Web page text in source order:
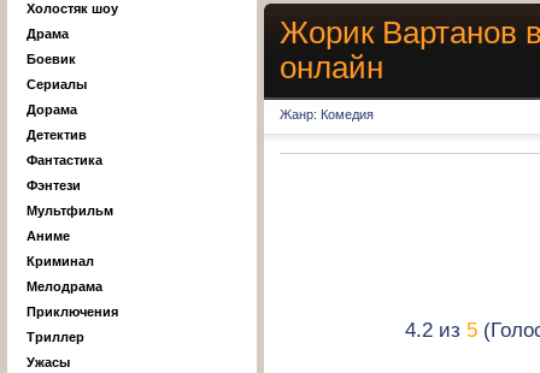
Жорик Вартанов
онлайн
Жанр: Комедия
4.2 из 5
Холостяк шоу
Драма
Боевик
Сериалы
Дорама
Детектив
Фантастика
Фэнтези
Мультфильм
Аниме
Криминал
Мелодрама
Приключения
Триллер
Ужасы